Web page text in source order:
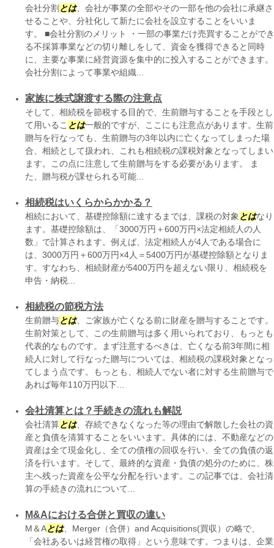
会社分割 とは、会社が事業の全部やその一部を他の会社に承継さ
せることや、分社化して新たに会社を設立することをいいま
す。 ■会社分割のメリット ・一部の事業だけ売買することができ
る不採算事業などの切り離しをして、資金を獲得できると同時
に、主要な事業に経営資源を集中的に投入することができます。
会社分割によって事業や組織...
家族に株式譲渡する際の注意点
そして、相続税を節税する目的で、生前贈与することを手段とし
て用いるこ とは一般的ですが、ここにも注意点があります。生前
贈与を行なっても、生前贈与の3年以内に亡くなってしまった場
合、相続として扱われ、これも相続税の課税対象となってしまい
ます。この点に注意して生前贈与をする必要があります。 ま
た、贈与税が課せられる可能...
相続税はいくらからかかる？
相続において、基礎控除額に達するまでは、課税の対象 とはなり
ます。基礎控除額は、「3000万円＋600万円×法定相続人の人
数」で計算されます。例えば、法定相続人が4人である場合に
は、3000万円＋600万円×4人＝5400万円が基礎控除額となりま
す。すなわち、相続財産が5400万円を超えない限り、相続税を
申告・納税...
相続税の節税方法
生前贈与とは、ご家族が亡くなる前に財産を贈与することです。
生前対策として、この生前贈与は多く用いられており、もっとも
代表的なものです。まず注意するべきは、亡くなる前3年間に相
続人に対して行なった贈与については、相続税の課税対象となっ
てしまう点です。もっとも、相続人でない者に対する生前贈与で
あれば毎年110万円以下...
会社清算とは？手続きの流れも解説
会社清算とは、存続できなくなった等の理由で解散した会社の資
産と負債を清算することをいいます。具体的には、不動産などの
資産は全て現金化し、全ての債権の回収を行い、全ての負債の返
済を行います。そして、最終的な資産・負債の処分のために、株
主へ残った資産を公平な分配を行います。この記事では、会社清
算の手続きの流れについて...
M&Aにおける合併と買収の違い
M＆Aとは、Merger（合併）and Acquisitions(買収）の略で、
「会社あるいは経営権の取得」という意味です。つまりは、企業